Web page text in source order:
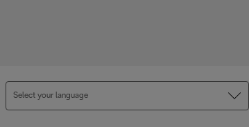
Select your language